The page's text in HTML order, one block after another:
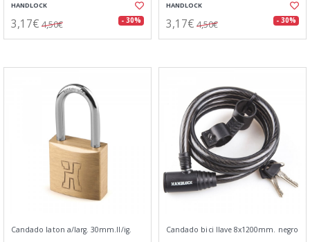
HANDLOCK
3,17€ 4,50€ - 30%
HANDLOCK
3,17€ 4,50€ - 30%
Candado laton a/larg. 30mm.ll/ig. Candado bici llave 8x1200mm. negro